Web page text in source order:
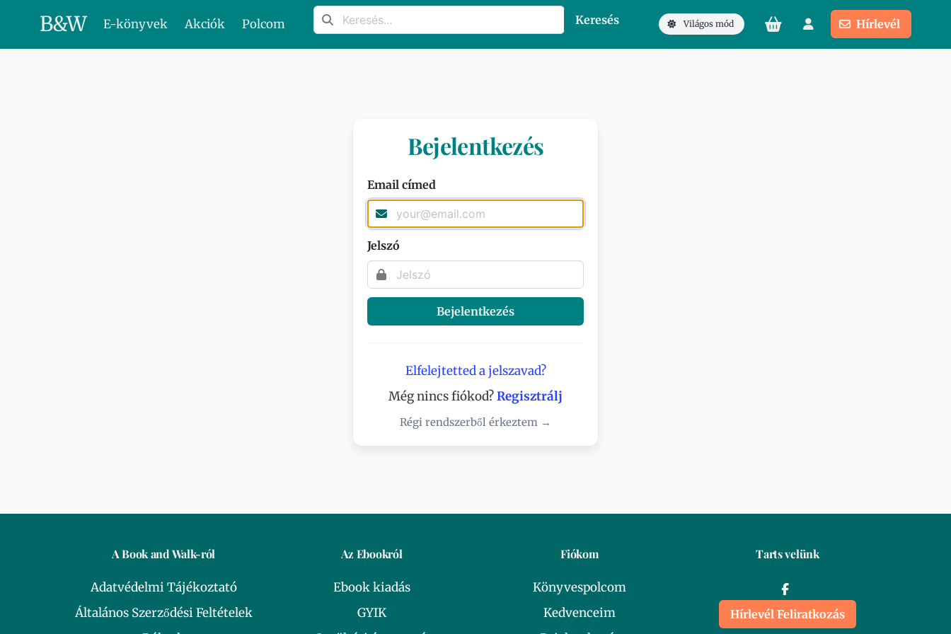
B&W E-könyvek Akciók Polcom Keresés Világos mód Hírlevél
Bejelentkezés
Email címed
Jelszó
Bejelentkezés
Elfelejtetted a jelszavad?
Még nincs fiókod?Regisztrálj
Régi rendszerből érkeztem →
A Book and Walk-ról
Adatvédelmi Tájékoztató
Általános Szerződési Feltételek
Az Ebookról
Ebook kiadás
GYIK
Fiókom
Könyvespolcom
Kedvenceim
Tarts velünk
Hírlevél Feliratkozás